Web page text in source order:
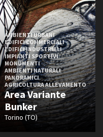
AMBIENTI URBANI
EDIFICI COMMERCIALI
EDIFICI INDUSTRIALI
IMPIANTI SPORTIVI
MONUMENTI
AMBIENTI NATURALI
PANORAMICI
AGRICOLTURA ALLEVAMENTO
Area Variante
Bunker
Torino (TO)